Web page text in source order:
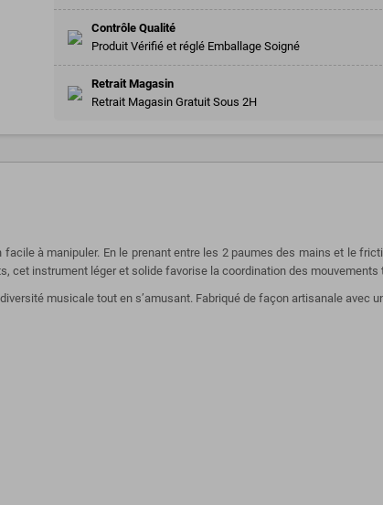
Contrôle Qualité
Produit Vérifié et réglé Emballage Soigné
Retrait Magasin
Retrait Magasin Gratuit Sous 2H
à manipuler. En le prenant entre les 2 paumes des mains et le
cet instrument léger et solide favorise la coordination des
musicale tout en s’amusant. Fabriqué de façon artisanale avec